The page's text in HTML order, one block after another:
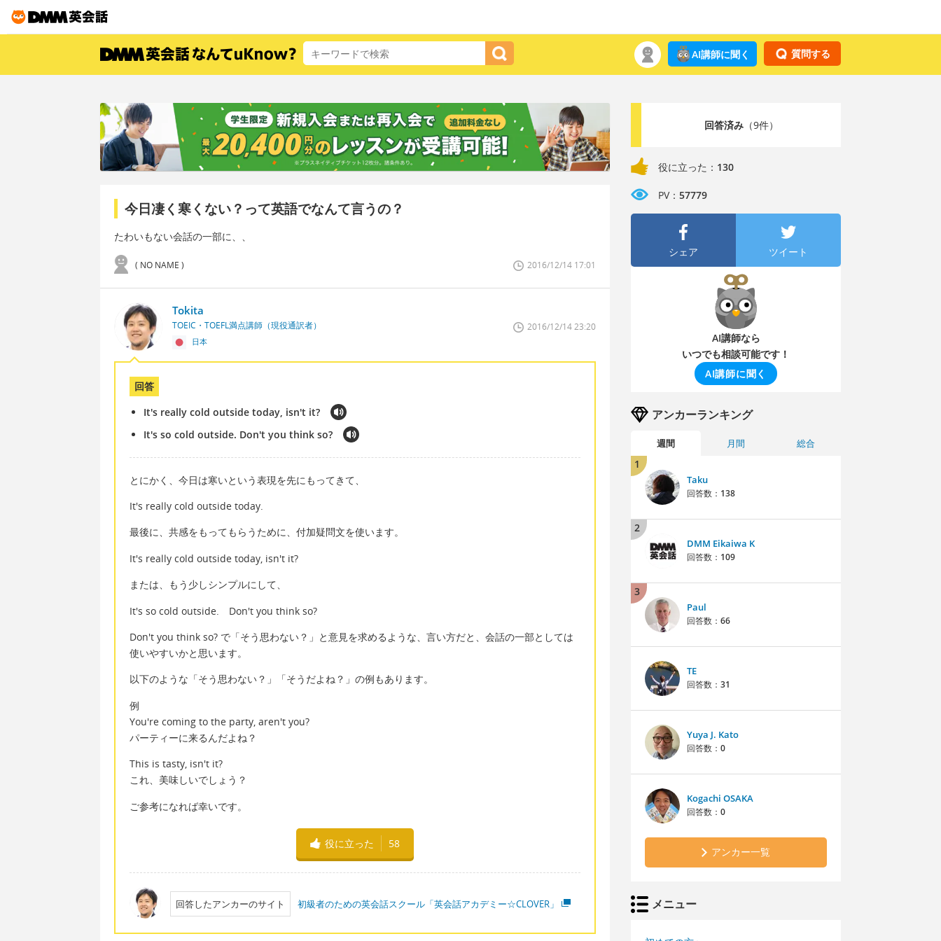
質問する
AI講師に聞く
今日凄く寒くない？って英語でなんて言うの？
たわいもない会話の一部に、、
( NO NAME ) 2016/12/14 17:01
Tokita
TOEIC・TOEFL満点講師（現役通訳者）
日本
2016/12/14 23:20
回答
It's really cold outside today, isn't it?
It's so cold outside. Don't you think so?
とにかく、今日は寒いという表現を先にもってきて、
It's really cold outside today.
最後に、共感をもってもらうために、付加疑問文を使います。
It's really cold outside today, isn't it?
または、もう少しシンプルにして、
It's so cold outside. Don't you think so?
Don't you think so? で「そう思わない？」と意見を求めるような、言い方だと、会話の一部としては
使いやすいかと思います。
以下のような「そう思わない？」「そうだよね？」の例もあります。
例
You're coming to the party, aren't you?
パーティーに来るんだよね？
This is tasty, isn't it?
これ、美味しいでしょう？
ご参考になれば幸いです。
役に立った 58
回答したアンカーのサイト 初級者のための英会話スクール「英会話アカデミー☆CLOVER」
回答済み（9件）
役に立った： 130
PV： 57779
シェア ツイート
AI講師なら
いつでも相談可能です！
AI講師に聞く
アンカーランキング
週間 月間 総合
1
Taku
回答数： 138
2
DMM Eikaiwa K
回答数： 109
3
Paul
回答数： 66
TE
回答数： 31
Yuya J. Kato
回答数： 0
Kogachi OSAKA
回答数： 0
アンカー一覧
メニュー